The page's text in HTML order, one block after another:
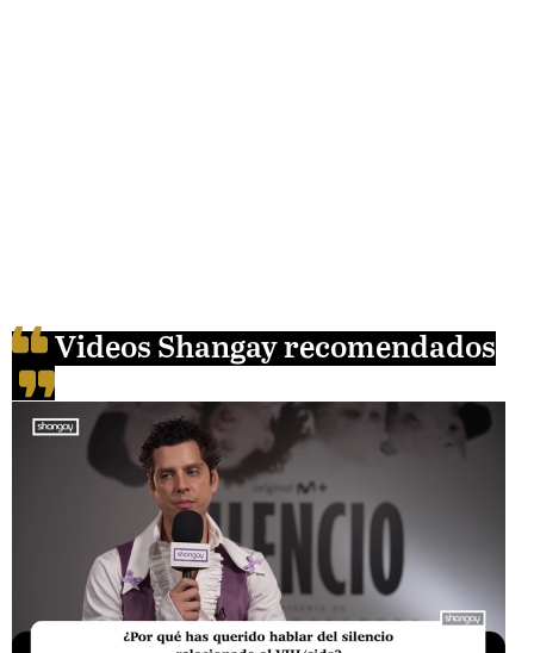
Videos Shangay recomendados